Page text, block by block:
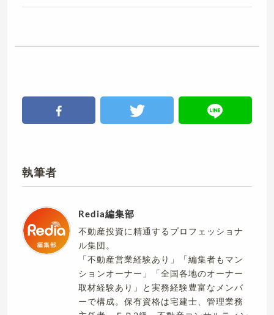
執筆者
Redia編集部
不動産投資に精通するプロフェッショナ
ル集団。
「不動産営業経験あり」「編集者もマン
ションオーナー」「全国各地のオーナー
取材経験あり」と実務経験豊富なメンバ
ーで構成。保有資格は宅建士、管理業務